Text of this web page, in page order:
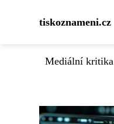
tiskoznameni.cz
Mediální kritika